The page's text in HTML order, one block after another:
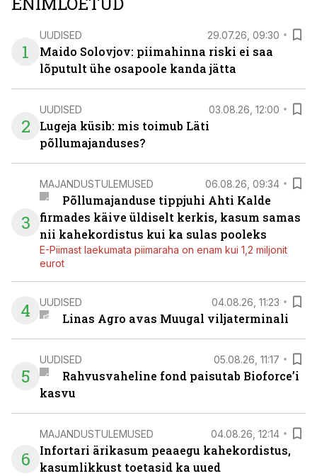
1
UUDISED 29.07.26, 09:30
Maido Solovjov: piimahinna riski ei saa
lõputult ühe osapoole kanda jätta
2
UUDISED 03.08.26, 12:00
Lugeja küsib: mis toimub Läti
põllumajanduses?
3
MAJANDUSTULEMUSED 06.08.26, 09:34
Põllumajanduse tippjuhi Ahti Kalde
firmades käive üldiselt kerkis, kasum samas
nii kahekordistus kui ka sulas pooleks
E-Piimast laekumata piimaraha on enam kui 1,2 miljonit
eurot
4 UUDISED 04.08.26, 11:23
Linas Agro avas Muugal viljaterminali
5
UUDISED 05.08.26, 11:17
Rahvusvaheline fond paisutab Bioforce’i
kasvu
6
MAJANDUSTULEMUSED 04.08.26, 12:14
Infortari ärikasum peaaegu kahekordistus,
kasumlikkust toetasid ka uued